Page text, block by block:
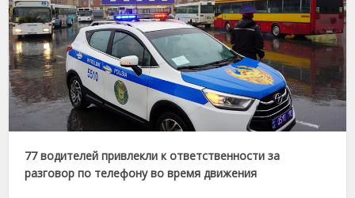
77 водителей привлекли к ответственности за
разговор по телефону во время движения